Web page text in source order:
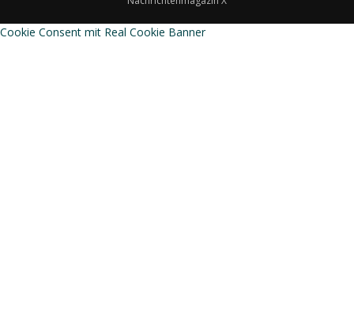
Cookie Consent mit Real Cookie Banner